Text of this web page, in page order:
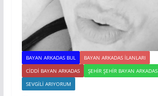
BAYAN ARKADAS BUL
BAYAN ARKADAS ILANLARI
CIDDI BAYAN ARKADAS
ŞEHIR ŞEHIR BAYAN ARKADAS
SEVGILI ARIYORUM